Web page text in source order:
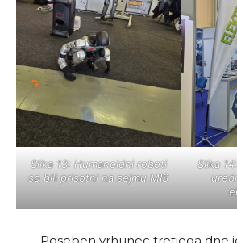
Slika 13: Humanoidni roboti
so bili prisotni na sejmu MIS
Slika